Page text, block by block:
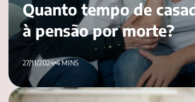
Quanto tempo de
à pensão por morte​?
27/11/20244 MINS
Devo contar que tenho seguro de vida